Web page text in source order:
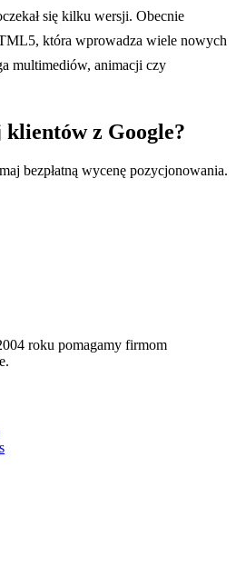
się kilku wersji. Obecnie
która wprowadza wiele nowych
multimediów, animacji czy
z Google?
bezpłatną wycenę pozycjonowania.
roku pomagamy firmom